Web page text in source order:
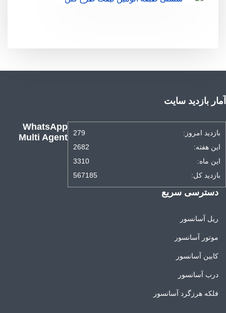
آمار بازدید سایت
بازدید امروز:
279
این هفته:
2682
این ماه:
3310
بازدید کل:
567185
WhatsApp
Multi Agent
دسترسی سریع
ریل آسانسور
موتور آسانسور
کابین آسانسور
درب آسانسور
فلکه هرزگرد آسانسور